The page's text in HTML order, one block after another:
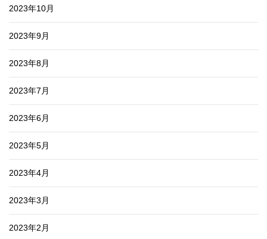
2023年10月
2023年9月
2023年8月
2023年7月
2023年6月
2023年5月
2023年4月
2023年3月
2023年2月